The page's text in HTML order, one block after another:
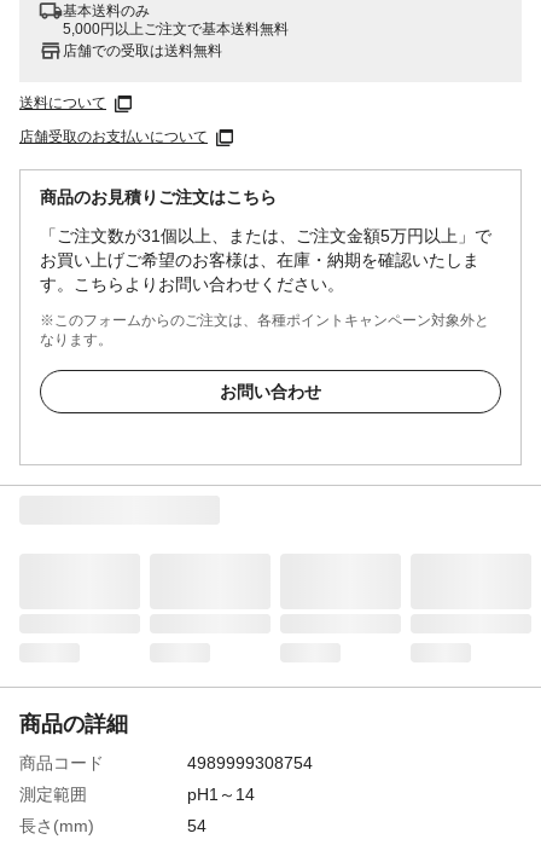
基本送料のみ
5,000円以上ご注文で基本送料無料
店舗での受取は送料無料
送料について
店舗受取のお支払いについて
商品のお見積りご注文はこちら
「ご注文数が31個以上、または、ご注文金額5万円以上」で
お買い上げご希望のお客様は、在庫・納期を確認いたしま
す。こちらよりお問い合わせください。
※このフォームからのご注文は、各種ポイントキャンペーン対象外と
なります。
お問い合わせ
商品の詳細
商品コード
4989999308754
測定範囲
pH1～14
長さ(mm)
54